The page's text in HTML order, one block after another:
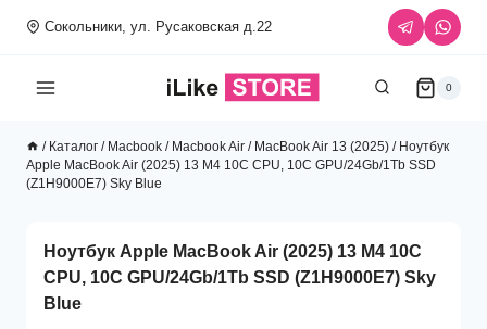
Сокольники, ул. Русаковская д.22
0
/ Каталог / Macbook / Macbook Air / MacBook Air 13 (2025) / Ноутбук
Apple MacBook Air (2025) 13 M4 10C CPU, 10C GPU/24Gb/1Tb SSD
(Z1H9000E7) Sky Blue
Ноутбук Apple MacBook Air (2025) 13 M4 10C
CPU, 10C GPU/24Gb/1Tb SSD (Z1H9000E7) Sky
Blue